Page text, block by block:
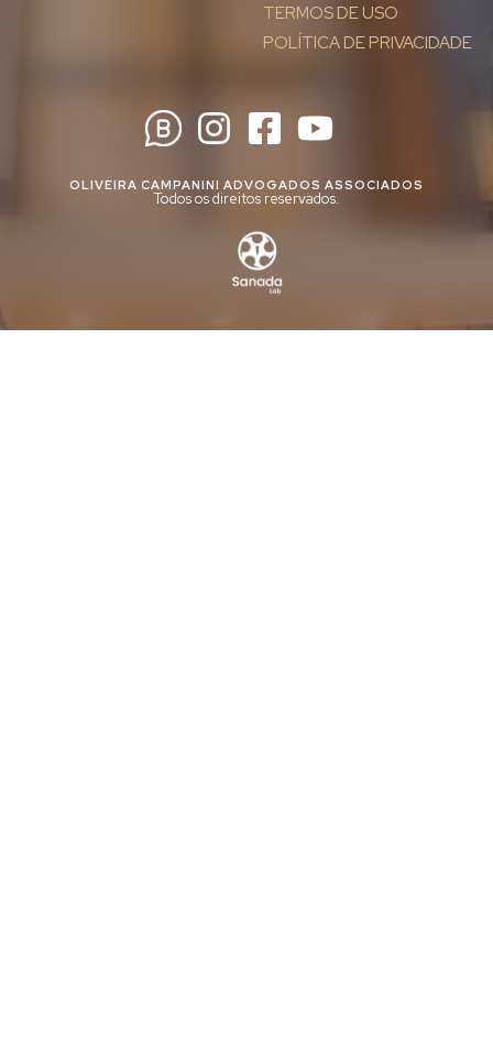
TERMOS DE USO
POLÍTICA DE PRIVACIDADE
OLIVEIRA CAMPANINI ADVOGADOS ASSOCIADOS
Todos os direitos reservados.